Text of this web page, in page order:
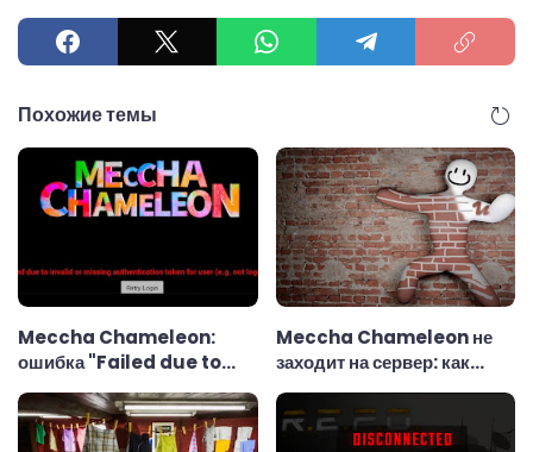
Похожие темы
Meccha Chameleon:
ошибка "Failed due to
invalid or missing
authentication token" —
как исправить
Meccha Chameleon не
заходит на сервер: как
починить за 5 минут